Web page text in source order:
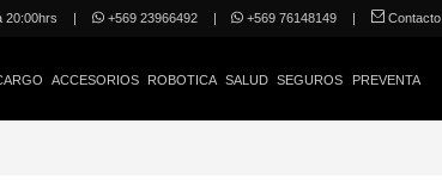
20:00hrs | +569 23966492 | +569 76148149 | Contacto
ACCESORIOS ROBOTICA SALUD SEGUROS PREVENTA